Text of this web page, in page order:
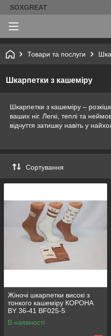
SOXGREAT
Товари та послуги
Шкарпетки з кашеміру
Шкарпетки з кашеміру –
ваших ніг. Легкі, теплі та
відчуття затишку навіть у
Сортування
Жіночі шкарпетки високі з
тонкого кашеміру КОРОНА
ВY 36-41 BF025-5
В наявності